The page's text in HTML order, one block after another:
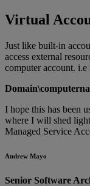
Virtual
Just like built-in
access external
computer account. i.e
I hope this has been
where I will shed
Managed Service
Andrew Mayo
Senior Software